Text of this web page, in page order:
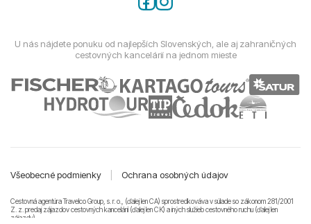
U nás nájdete ponuku od najlepších Slovenských, ale aj zahraničných
cestovných kancelárií na jednom mieste
Všeobecné podmienky Ochrana osobných údajov
Cestovná agentúra Travelco Group, s. r. o., (ďalej len CA) sprostredkováva v súlade so zákonom 281/2001
Z. z. predaj zájazdov cestovných kancelárii (ďalej len CK) a iných služieb cestovného ruchu (ďalej len
zájazdy).